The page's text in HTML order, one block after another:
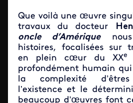
Que voilà une œuvre
travaux du docteur
oncle d’Amériquenous
histoires, focalisées sur
en plein cœur du XXe
profondément humain
la complexité
l’existence et le
beaucoup d’œuvres font